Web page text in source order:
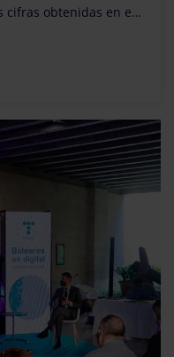
cifras obtenidas en el